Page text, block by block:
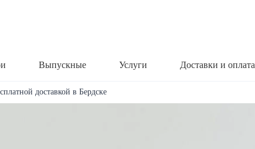
Выпускные Услуги Доставки и оплата
доставкой в Бердске